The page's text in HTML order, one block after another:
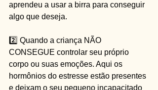
aprendeu a usar a birra para conseguir
algo que deseja.
2️⃣ Quando a criança NÃO
CONSEGUE controlar seu próprio
corpo ou suas emoções. Aqui os
hormônios do estresse estão presentes
e deixam o seu pequeno incapacitado